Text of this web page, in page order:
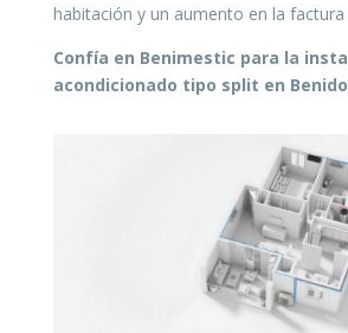
habitación y un aumento en la factura
Confía en Benimestic para la
acondicionado tipo split en